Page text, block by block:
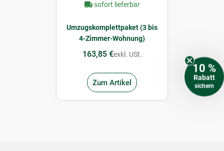
sofort lieferbar
Umzugskomplettpaket (3 bis
4-Zimmer-Wohnung)
163,85 €exkl. USt.
Zum Artikel
10 %
Rabatt
sichern